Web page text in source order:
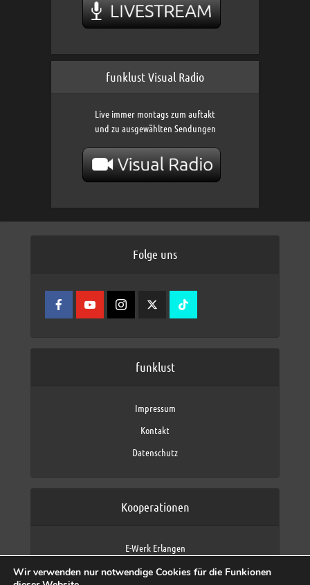
funklust Visual Radio
Live immer montags zum auftakt
und zu ausgewählten Sendungen
Folge uns
funklust
Impressum
Kontakt
Datenschutz
Kooperationen
E-Werk Erlangen
Fraunhofer IIS
Wir verwenden nur notwendige Cookies für die Funkionen